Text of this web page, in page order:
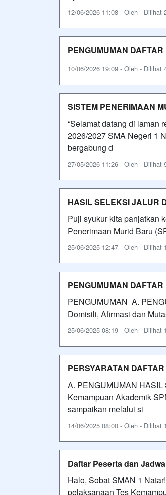
12/06/2026 11:08 - Oleh - Dilihat
PENGUMUMAN
10/06/2026 19:09 - Oleh - Dilihat
SISTEM PENERIMAAN
“Selamat datang di laman
2026/2027 SMA Negeri 1
bergabung d
27/05/2026 11:26 - Oleh - Dilihat
HASIL SELEKSI JALUR
Puji syukur kita panjatkan
Penerimaan Murid Baru
25/06/2025 12:47 - Oleh - Dilihat
PENGUMUMAN
PENGUMUMAN A.
Domisili, Afirmasi dan
25/06/2025 08:19 - Oleh - Dilihat
PERSYARATAN
A. PENGUMUMAN
Kemampuan Akademik
sampaikan melalui si
14/06/2025 08:00 - Oleh - Dilihat
Daftar Peserta dan
Halo, Sobat SMAN 1
pelaksanaan Tes